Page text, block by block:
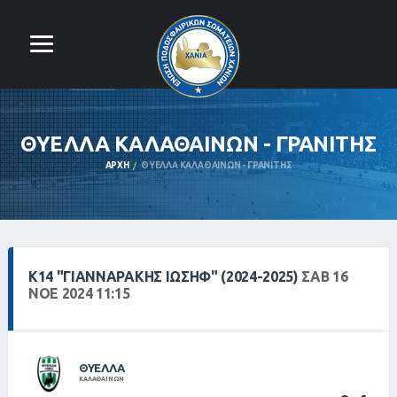
ΘΥΕΛΛΑ ΚΑΛΑΘΑΙΝΩΝ - ΓΡΑΝΙΤΗΣ
ΑΡΧΉ ΘΥΕΛΛΑ ΚΑΛΑΘΑΙΝΩΝ - ΓΡΑΝΙΤΗΣ
Κ14 "ΓΙΑΝΝΑΡΆΚΗΣ ΙΩΣΉΦ" (2024-2025) ΣΑΒ 16
ΝΟΕ 2024 11:15
ΘΥΕΛΛΑ
ΚΑΛΑΘΑΙΝΩΝ